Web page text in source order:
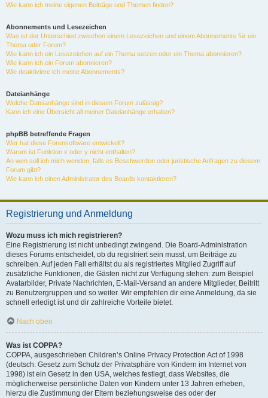
Wie kann ich meine eigenen Beiträge und Themen finden?
Abonnements und Lesezeichen
Was ist der Unterschied zwischen einem Lesezeichen und einem Abonnements für ein
Thema oder Forum?
Wie kann ich ein Lesezeichen auf ein Thema setzen oder ein Thema abonnieren?
Wie kann ich ein Forum abonnieren?
Wie deaktiviere ich meine Abonnements?
Dateianhänge
Welche Dateianhänge sind in diesem Forum zulässig?
Kann ich eine Übersicht all meiner Dateianhänge erhalten?
phpBB betreffende Fragen
Wer hat diese Forensoftware entwickelt?
Warum ist Funktion x oder y nicht enthalten?
An wen soll ich mich wenden, falls es Beschwerden oder juristische Anfragen zu diesem
Forum gibt?
Wie kann ich einen Administrator des Boards kontaktieren?
Registrierung und Anmeldung
Wozu muss ich mich registrieren?
Eine Registrierung ist nicht unbedingt zwingend. Die Board-Administration
dieses Forums entscheidet, ob du registriert sein musst, um Beiträge zu
schreiben. Auf jeden Fall erhältst du als registriertes Mitglied Zugriff auf
zusätzliche Funktionen, die Gästen nicht zur Verfügung stehen: zum Beispiel
Avatarbilder, Private Nachrichten, E-Mail-Versand an andere Mitglieder, Beitritt
zu Benutzergruppen und so weiter. Wir empfehlen dir eine Anmeldung, da sie
schnell erledigt ist und dir zahlreiche Vorteile bietet.
Nach oben
Was ist COPPA?
COPPA, ausgeschrieben Children’s Online Privacy Protection Act of 1998
(deutsch: Gesetz zum Schutz der Privatsphäre von Kindern im Internet von
1998) ist ein Gesetz in den USA, welches festlegt, dass Websites, die
möglicherweise persönliche Daten von Kindern unter 13 Jahren erheben,
hierzu die Zustimmung der Eltern beziehungsweise des oder der